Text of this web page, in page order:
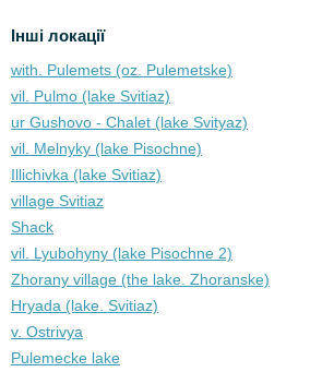
Інші локації
with. Pulemets (oz. Pulemetske)
vil. Pulmo (lake Svitiaz)
ur Gushovo - Chalet (lake Svіtyaz)
vil. Melnyky (lake Pіsochne)
Illichivka (lake Svitiaz)
village Svitiaz
Shack
vil. Lyubohyny (lake Pіsochne 2)
Zhorany village (the lake. Zhoranske)
Hryada (lake. Svitiaz)
v. Ostrivya
Pulemecke lake